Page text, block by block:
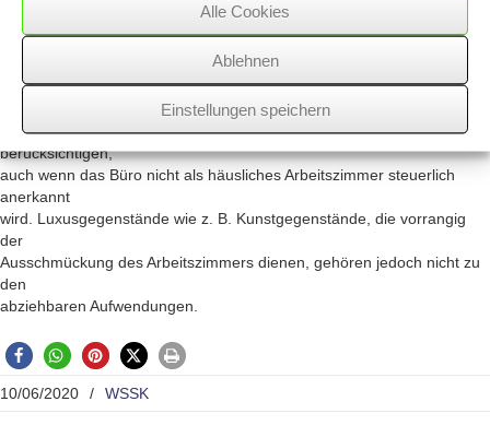
Alle Cookies
Ablehnen
Einstellungen speichern
Aufwendungen für Arbeitsmittel, wie z. B. Schreibtisch, Bücherregal
und PC/Laptop, die der Steuerpflichtige selbst getragen hat, sind bei
betrieblicher/beruflicher
Veranlassung als Betriebsausgaben oder Werbungskosten zu
berücksichtigen,
auch wenn das Büro nicht als häusliches Arbeitszimmer steuerlich
anerkannt
wird. Luxusgegenstände wie z. B. Kunstgegenstände, die vorrangig
der
Ausschmückung des Arbeitszimmers dienen, gehören jedoch nicht zu
den
abziehbaren Aufwendungen.
10/06/2020 / WSSK